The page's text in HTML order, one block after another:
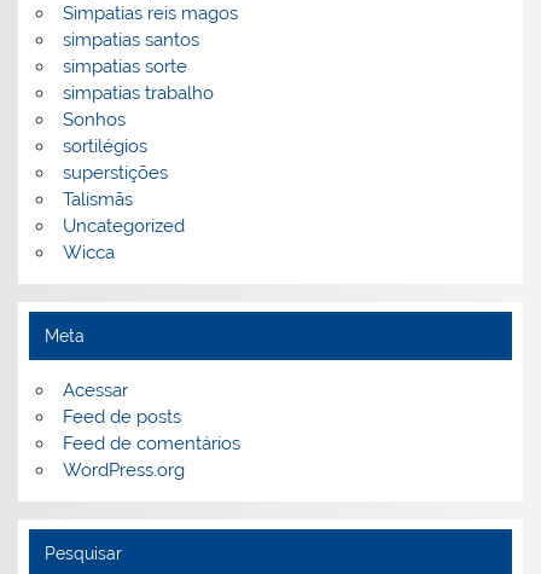
Simpatias reis magos
simpatias santos
simpatias sorte
simpatias trabalho
Sonhos
sortilégios
superstições
Talismãs
Uncategorized
Wicca
Meta
Acessar
Feed de posts
Feed de comentários
WordPress.org
Pesquisar